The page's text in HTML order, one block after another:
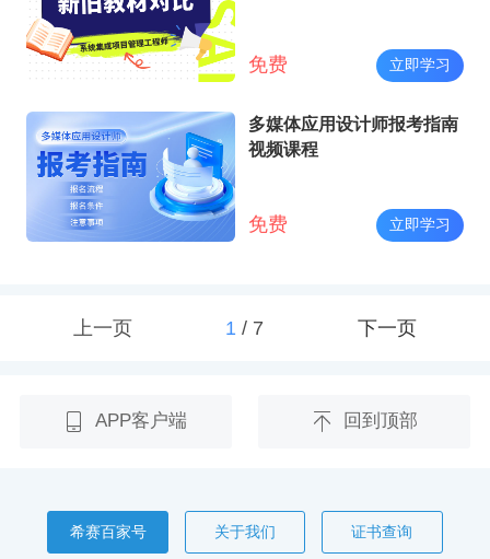
免费 立即学习
多媒体应用设计师报考指南
视频课程
免费 立即学习
上一页 1/ 7 下一页
APP客户端 回到顶部
希赛百家号 关于我们 证书查询